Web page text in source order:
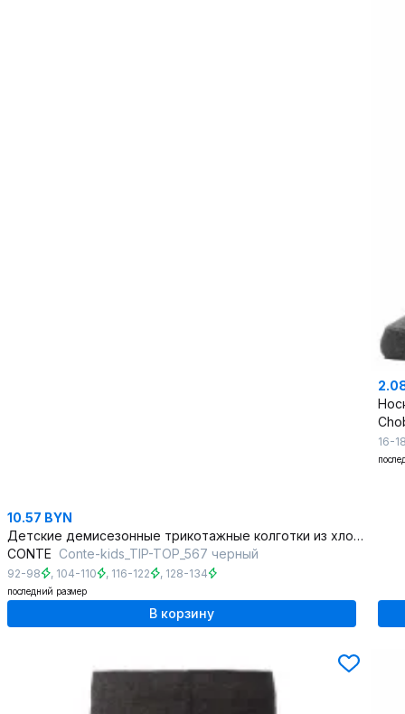
10.57 BYN
Детские демисезонные трикотажные колготки из хлопка
CONTE Conte-kids_TIP-TOP_567 черный
92-98 , 104-110 , 116-122 , 128-134
последний размер
В корзину
16-